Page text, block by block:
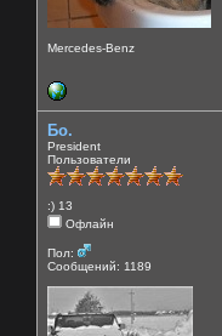
Mercedes-Benz
Бо.
President
Пользователи
:) 13
Офлайн
Пол:
Сообщений: 1189